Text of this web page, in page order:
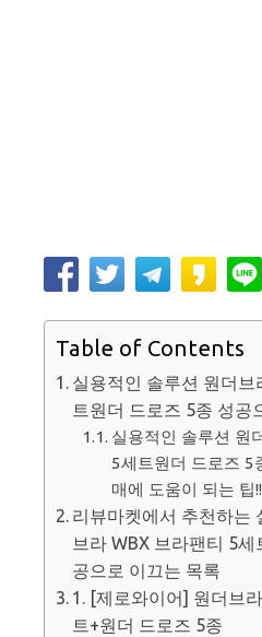
Table of Contents
실용적인 솔루션 원더브
트원더 드로즈 5종 성공
실용적인 솔루션 원
5세트원더 드로즈 5
매에 도움이 되는 팁!!
리뷰마켓에서 추천하는
브라 WBX 브라팬티 5
공으로 이끄는 목록
1. [제로와이어] 원더브
트+원더 드로즈 5종